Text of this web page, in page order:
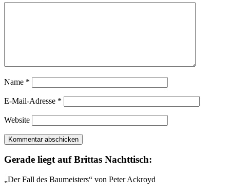
Name *
E-Mail-Adresse *
Website
Gerade liegt auf Brittas Nachttisch:
„Der Fall des Baumeisters“ von Peter Ackroyd